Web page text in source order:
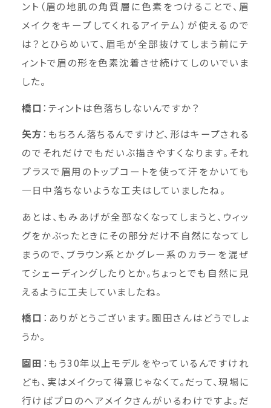
ント（眉の地肌の角質層に色素をつけることで、眉
メイクをキープしてくれるアイテム）が使えるので
は？とひらめいて、眉毛が全部抜けてしまう前にテ
ィントで眉の形を色素沈着させ続けてしのいでいま
した。
橋口 ：ティントは色落ちしないんですか？
矢方：もちろん落ちるんですけど、形はキープされる
のでそれだけでもだいぶ描きやすくなります。それ
プラスで眉用のトップコートを使って汗をかいても
一日中落ちないような工夫はしていましたね。
あとは、もみあげが全部なくなってしまうと、ウィッ
グをかぶったときにその部分だけ不自然になってし
まうので、ブラウン系とかグレー系のカラーを混ぜ
てシェーディングしたりとか。ちょっとでも自然に見
えるように工夫していましたね。
橋口 ：ありがとうございます。園田さんはどうでしょ
うか。
園田 ：もう30年以上モデルをやっているんですけれ
ども、実はメイクって得意じゃなくて。だって、現場に
行けばプロのヘアメイクさんがいるわけですよ。だ